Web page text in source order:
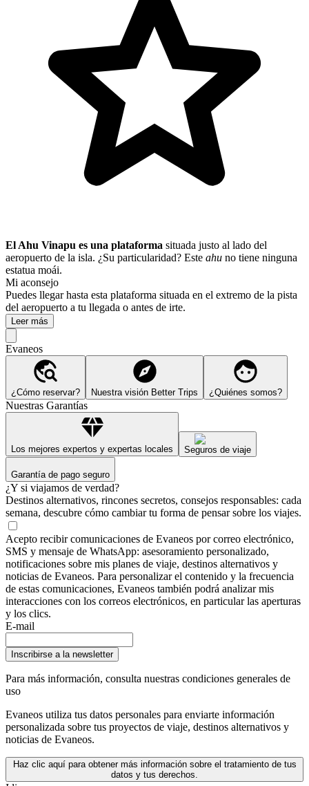
El Ahu Vinapu es una plataforma situada justo al lado del
aeropuerto de la isla. ¿Su particularidad? Este ahu no tiene ninguna
estatua moái.
Mi aconsejo
Puedes llegar hasta esta plataforma situada en el extremo de la pista
del aeropuerto a tu llegada o antes de irte.
Leer más
Evaneos
¿Cómo reservar? Nuestra visión Better Trips ¿Quiénes somos?
Nuestras Garantías
Los mejores expertos y expertas locales Seguros de viaje
Garantía de pago seguro
¿Y si viajamos de verdad?
Destinos alternativos, rincones secretos, consejos responsables: cada
semana, descubre cómo cambiar tu forma de pensar sobre los viajes.
Acepto recibir comunicaciones de Evaneos por correo electrónico,
SMS y mensaje de WhatsApp: asesoramiento personalizado,
notificaciones sobre mis planes de viaje, destinos alternativos y
noticias de Evaneos. Para personalizar el contenido y la frecuencia
de estas comunicaciones, Evaneos también podrá analizar mis
interacciones con los correos electrónicos, en particular las aperturas
y los clics.
E-mail
Inscribirse a la newsletter
Para más información, consulta nuestras condiciones generales de
uso
Evaneos utiliza tus datos personales para enviarte información
personalizada sobre tus proyectos de viaje, destinos alternativos y
noticias de Evaneos.
Haz clic aquí para obtener más información sobre el tratamiento de tus
datos y tus derechos.